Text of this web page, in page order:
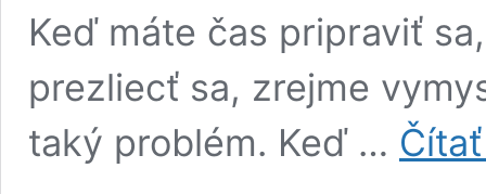
Keď máte čas pripraviť
prezliecť sa, zrejme
taký problém. Keď …